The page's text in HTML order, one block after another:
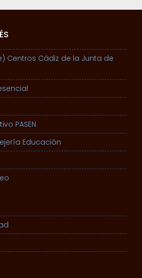
Centros Cádiz de la Junta de
PASEN
Educación